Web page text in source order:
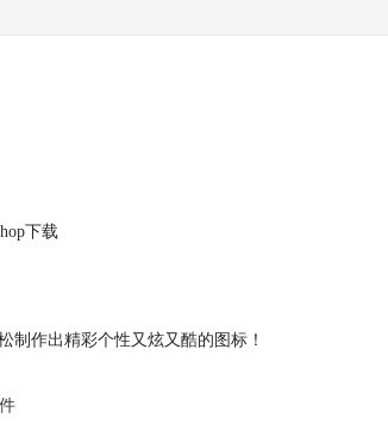
下载
制作出精彩个性又炫又酷的图标！